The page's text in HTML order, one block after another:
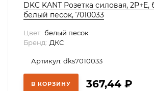
DKC KANT Розетка силовая, 2P+E,
белый песок, 7010033
Цвет: белый песок
Бренд: ДКС
Артикул: dks7010033
В КОРЗИНУ 367,44 ₽